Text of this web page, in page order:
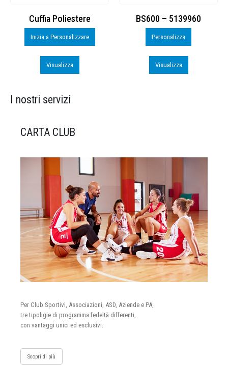
Cuffia Poliestere
Inizia a Personalizzare
Visualizza
BS600 – 5139960
Personalizza
Visualizza
I nostri servizi
CARTA CLUB
Per Club Sportivi, Associazioni, ASD, Aziende e PA,
tre tipoligie di programma fedeltà differenti,
con vantaggi unici ed esclusivi.
Scopri di più